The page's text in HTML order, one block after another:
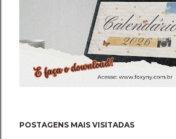
POSTAGENS MAIS VISITADAS